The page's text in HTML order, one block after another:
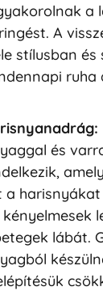
a
A
stílusban és
ruha
és
a
lábát.